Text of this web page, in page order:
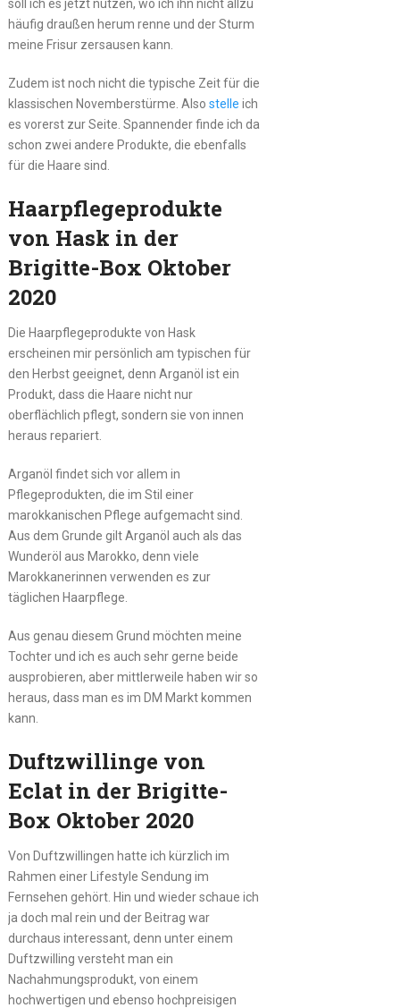
soll ich es jetzt nutzen, wo ich ihn nicht allzu
häufig draußen herum renne und der Sturm
meine Frisur zersausen kann.
Zudem ist noch nicht die typische Zeit für die
klassischen Novemberstürme. Also stelle ich
es vorerst zur Seite. Spannender finde ich da
schon zwei andere Produkte, die ebenfalls
für die Haare sind.
Haarpflegeprodukte
von Hask in der
Brigitte-Box Oktober
2020
Die Haarpflegeprodukte von Hask
erscheinen mir persönlich am typischen für
den Herbst geeignet, denn Arganöl ist ein
Produkt, dass die Haare nicht nur
oberflächlich pflegt, sondern sie von innen
heraus repariert.
Arganöl findet sich vor allem in
Pflegeprodukten, die im Stil einer
marokkanischen Pflege aufgemacht sind.
Aus dem Grunde gilt Arganöl auch als das
Wunderöl aus Marokko, denn viele
Marokkanerinnen verwenden es zur
täglichen Haarpflege.
Aus genau diesem Grund möchten meine
Tochter und ich es auch sehr gerne beide
ausprobieren, aber mittlerweile haben wir so
heraus, dass man es im DM Markt kommen
kann.
Duftzwillinge von
Eclat in der Brigitte-
Box Oktober 2020
Von Duftzwillingen hatte ich kürzlich im
Rahmen einer Lifestyle Sendung im
Fernsehen gehört. Hin und wieder schaue ich
ja doch mal rein und der Beitrag war
durchaus interessant, denn unter einem
Duftzwilling versteht man ein
Nachahmungsprodukt, von einem
hochwertigen und ebenso hochpreisigen